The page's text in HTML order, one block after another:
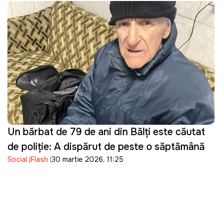
Un bărbat de 79 de ani din Bălți este căutat
de poliție: A dispărut de peste o săptămână
Social Flash 30 martie 2026, 11:25